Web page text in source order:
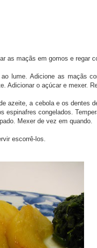
as maçãs em gomos e regar
lume. Adicione as maçãs
Adicionar o açúcar e mexer.
azeite, a cebola e os dentes
espinafres congelados.
Mexer de vez em quando.
escorrê-los.